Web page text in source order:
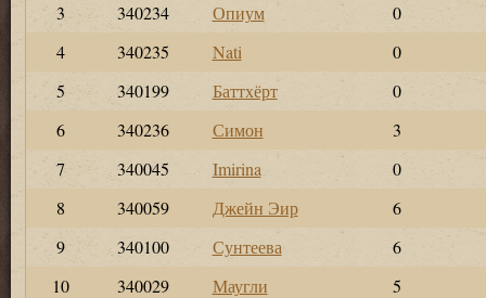
3
340234 Опиум
0
4
340235 Nati
0
5
340199 Баттхёрт
0
6
340236 Симон
3
7
340045 Imirina
0
8
340059 Джейн Эир
6
9
340100 Сунтеева
6
10
340029 Маугли
5